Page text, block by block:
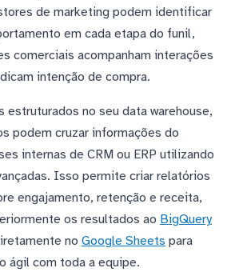
de marketing podem identificar
em cada etapa do funil,
comerciais acompanham interações
intenção de compra.
estruturados no seu data warehouse,
podem cruzar informações do
internas de CRM ou ERP utilizando
Isso permite criar relatórios
engajamento, retenção e receita,
os resultados ao BigQuery
no Google Sheets para
ágil com toda a equipe.